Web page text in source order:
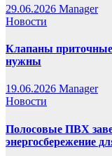
29.06.2026 Manager
Новости
Клапаны приточные
нужны
19.06.2026 Manager
Новости
Полосовые ПВХ
энергосбережение